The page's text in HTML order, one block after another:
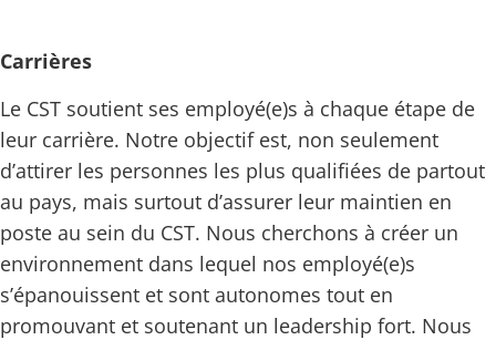
Carrières
Le CST soutient ses employé(e)s à chaque étape de
leur carrière. Notre objectif est, non seulement
d’attirer les personnes les plus qualifiées de partout
au pays, mais surtout d’assurer leur maintien en
poste au sein du CST. Nous cherchons à créer un
environnement dans lequel nos employé(e)s
s’épanouissent et sont autonomes tout en
promouvant et soutenant un leadership fort. Nous